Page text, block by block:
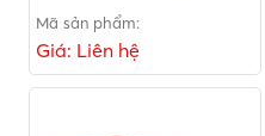
Mã sản phẩm:
Giá: Liên hệ